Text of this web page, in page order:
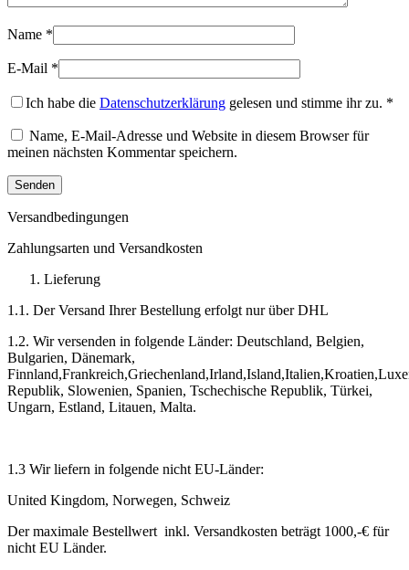
Name *
E-Mail *
Ich habe die Datenschutzerklärung gelesen und stimme ihr zu. *
Name, E-Mail-Adresse und Website in diesem Browser für
meinen nächsten Kommentar speichern.
Versandbedingungen
Zahlungsarten und Versandkosten
Lieferung
1.1. Der Versand Ihrer Bestellung erfolgt nur über DHL
1.2. Wir versenden in folgende Länder: Deutschland, Belgien,
Bulgarien, Dänemark,
Republik, Slowenien, Spanien, Tschechische Republik, Türkei,
Ungarn, Estland, Litauen, Malta.
1.3 Wir liefern in folgende nicht EU-Länder:
United Kingdom, Norwegen, Schweiz
Der maximale Bestellwert inkl. Versandkosten beträgt 1000,-€ für
nicht EU Länder.